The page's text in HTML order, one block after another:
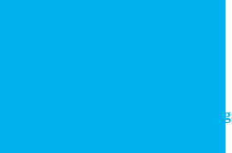
pris för industriellt